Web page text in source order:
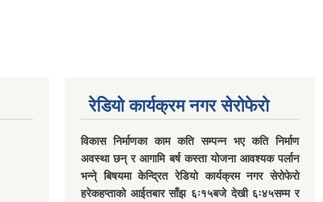
रेडियो कार्यक्रम नगर सेरोफेरो
विकास निर्माणका काम कति सम्पन्न भए कति निर्माण
अवस्था छन् र आगामि बर्ष कस्ता योजना आवश्यक पर्लान
भन्ने् बिषयमा केन्द्रित रेडियो कार्यक्रम नगर सेरोफेरो
हरेकहप्ताको आईतबार साँझ ६ः१५बजे देखी ६ः४५सम्म र